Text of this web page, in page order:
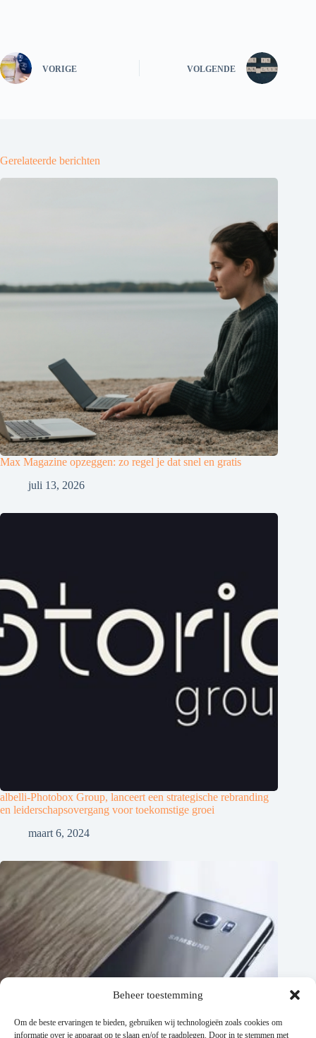
Beheer toestemming
Om de beste ervaringen te bieden, gebruiken wij technologieën zoals cookies om
informatie over je apparaat op te slaan en/of te raadplegen. Door in te stemmen met
VORIGE VOLGENDE
Gerelateerde berichten
Max Magazine opzeggen: zo regel je dat snel en gratis
juli 13, 2026
albelli-Photobox Group, lanceert een strategische rebranding
en leiderschapsovergang voor toekomstige groei
maart 6, 2024